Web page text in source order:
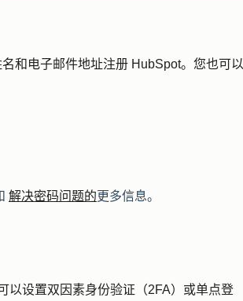
和电子邮件地址注册 HubSpot。您也可以
解决密码问题的更多信息。
以设置双因素身份验证（2FA）或单点登